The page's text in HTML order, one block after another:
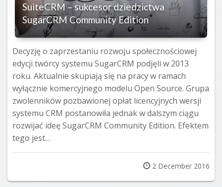
SuiteCRM – sukcesor dziedzictwa
SugarCRM Community Edition
Decyzję o zaprzestaniu rozwoju społecznościowej
edycji twórcy systemu SugarCRM podjęli w 2013
roku. Aktualnie skupiają się na pracy w ramach
wyłącznie komercyjnego modelu Open Source. Grupa
zwolenników pozbawionej opłat licencyjnych wersji
systemu CRM postanowiła jednak w dalszym ciągu
rozwijać ideę SugarCRM Community Edition. Efektem
tego jest…
Posted
on
2 December 2016